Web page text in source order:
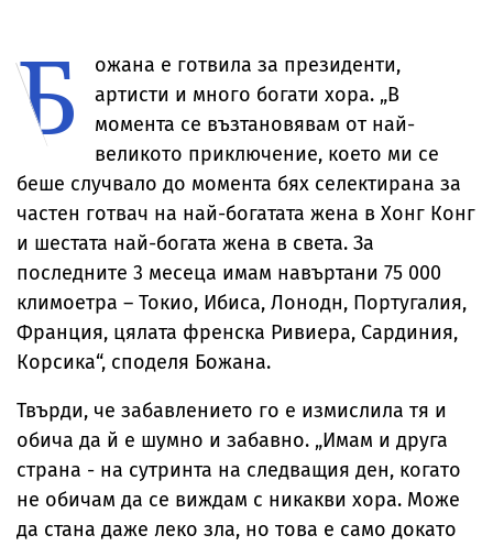
Б
ожана е готвила за президенти,
артисти и много богати хора. „В
момента се възтановявам от най-
великото приключение, което ми се
беше случвало до момента бях селектирана за
частен готвач на най-богатата жена в Хонг Конг
и шестата най-богата жена в света. За
последните 3 месеца имам навъртани 75 000
климоетра – Токио, Ибиса, Лонодн, Португалия,
Франция, цялата френска Ривиера, Сардиния,
Корсика“, споделя Божана.
Твърди, че забавлението го е измислила тя и
обича да й е шумно и забавно. „Имам и друга
страна - на сутринта на следващия ден, когато
не обичам да се виждам с никакви хора. Може
да стана даже леко зла, но това е само докато